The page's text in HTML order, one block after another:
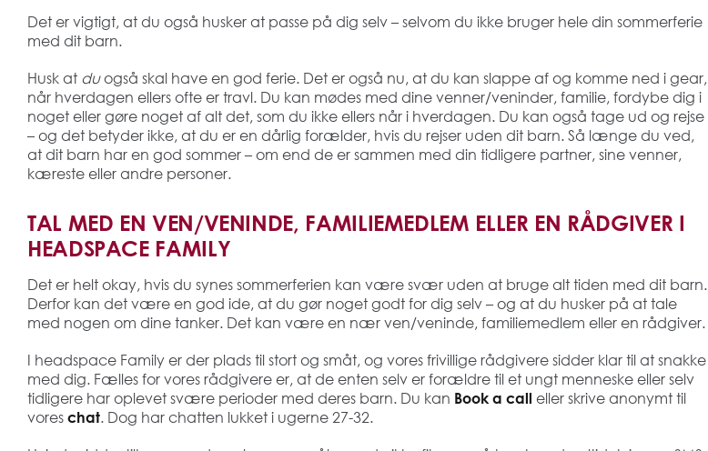
Det er vigtigt, at du også husker at passe på dig selv – selvom du ikke bruger hele din sommerferie
med dit barn.
Husk at duogså skal have en god ferie. Det er også nu, at du kan slappe af og komme ned i gear,
når hverdagen ellers ofte er travl. Du kan mødes med dine venner/veninder, familie, fordybe dig i
noget eller gøre noget af alt det, som du ikke ellers når i hverdagen. Du kan også tage ud og rejse
– og det betyder ikke, at du er en dårlig forælder, hvis du rejser uden dit barn. Så længe du ved,
at dit barn har en god sommer – om end de er sammen med din tidligere partner, sine venner,
kæreste eller andre personer.
TAL MED EN VEN/VENINDE, FAMILIEMEDLEM ELLER EN RÅDGIVER I
HEADSPACE FAMILY
Det er helt okay, hvis du synes sommerferien kan være svær uden at bruge alt tiden med dit barn.
Derfor kan det være en god ide, at du gør noget godt for dig selv – og at du husker på at tale
med nogen om dine tanker. Det kan være en nær ven/veninde, familiemedlem eller en rådgiver.
I headspace Family er der plads til stort og småt, og vores frivillige rådgivere sidder klar til at snakke
med dig. Fælles for vores rådgivere er, at de enten selv er forældre til et ungt menneske eller selv
tidligere har oplevet svære perioder med deres barn. Du kan Book a call eller skrive anonymt til
vores chat. Dog har chatten lukket i ugerne 27-32.